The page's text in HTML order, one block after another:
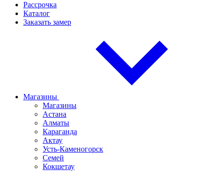
Рассрочка
Каталог
Заказать замер
Магазины
Магазины
Астана
Алматы
Караганда
Актау
Усть-Каменогорск
Семей
Кокшетау